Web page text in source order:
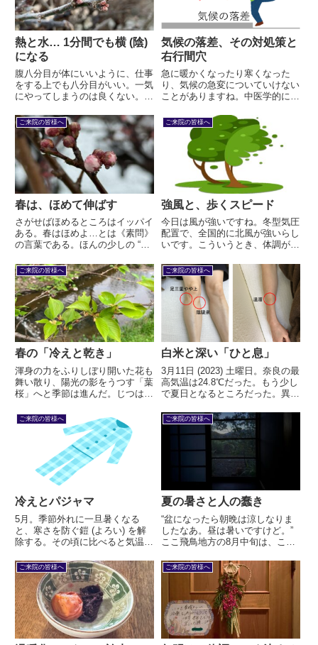
熱と水… 1分間でも横 (陰)
になる
腹八分目が体にいいように、仕事
をする上でも八分目がいい。一気
にやってしまうのは良くない。二
能となる。その方法を考える。
気候の落差、その対処策と
右行間穴
急に暖かくなったり寒くなった
り、気候の急変についていけない
ことがありますね。中医学的には
対処策を考えます。
ご来院の皆様へ
春は、ほめて伸ばす
さがせばほめるところはイッパイ
ある。春はほめよ…とは《素問》
の言葉である。ほんの少しの “で
のと思ってはならない。これでい
い。できている。自分をほめて伸
ばしていこう。飛躍しよう。
ご来院の皆様へ
強風と、歩くスピード
今日は風が強いですね。冬型気圧
配置で、全国的に北風が強いらし
いです。こういうとき、体調が悪
に、昨日あたり (風が強くなる前)
で悪化している人もいるでしょ
う。風邪 (ふうじゃ) といいま
す。風邪とは？
ご来院の皆様へ
春の「冷えと乾き」
渾身の力をふりしぼり開いた花も
舞い散り、陽光の影をうつす「葉
桜」へと季節は進んだ。じつは、
がまだ十分にできていない。青葉
はまだ小さく薄っぺらく色も淡
い。満開の「榮」を演出した原動
力は、去年の夏に得たエネルギー
ご来院の皆様へ
白米と深い「ひと息」
3月11日 (2023) 土曜日。奈良の最
高気温は24.8℃だった。もう少し
で夏日となるところだった。異常
いる。腸胃に熱がこもっている。
上巨虚に実の反応がある。急な温
かさで、熱がこもったのだ。
ご来院の皆様へ
冷えとパジャマ
5月。季節外れに一旦暑くなる
と、寒さを防ぐ鎧 (よろい) を解
除する。その頃に比べると気温が
が体にこたえる。持病が悪化した
り新たな症状が出たりする。6月
下旬までは寒い日があると想定し
ておいた方がいい。
ご来院の皆様へ
夏の暑さと人の蠢き
“盆になったら朝晩は涼しなりま
したなあ。昼は暑いですけど。”
ここ飛鳥地方の8月中旬は、こう
長袖がほしいくらいの日もある。
いや、「あった」と言い換えねば
ご来院の皆様へ ご来院の皆様へ